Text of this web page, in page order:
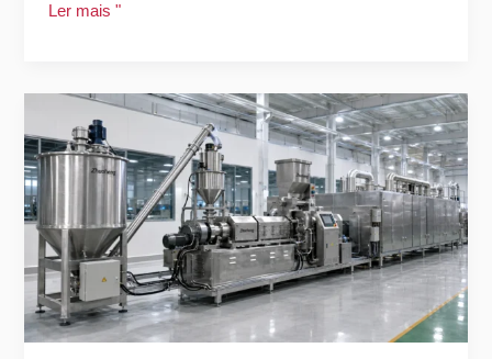
Ler mais "
Como
controlo
e
VFD
melhoram
a
eficiência
nas